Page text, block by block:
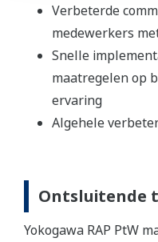
Verbeterde
medewerkers
Snelle
maatregelen op
ervaring
Algehele
Ontsluitende
Yokogawa RAP PtW